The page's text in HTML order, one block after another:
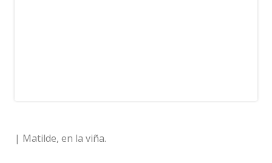
| Matilde, en la viña.